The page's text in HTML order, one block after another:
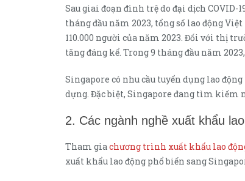
Sau giai đoạn đình trệ do đại dịch COVID-
tháng đầu năm 2023, tổng số lao động
110.000 người của năm 2023. Đối với thị
tăng đáng kể. Trong 9 tháng đầu năm
Singapore có nhu cầu tuyển dụng lao
dựng. Đặc biệt, Singapore đang tìm kiếm
2. Các ngành nghề xuất khẩu
Tham giachương trình xuất khẩu lao
xuất khẩu lao động phổ biến sang